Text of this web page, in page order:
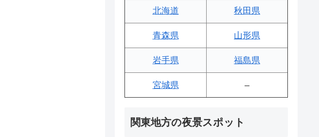
北海道 秋田県
青森県 山形県
岩手県 福島県
宮城県 –
関東地方の夜景スポット